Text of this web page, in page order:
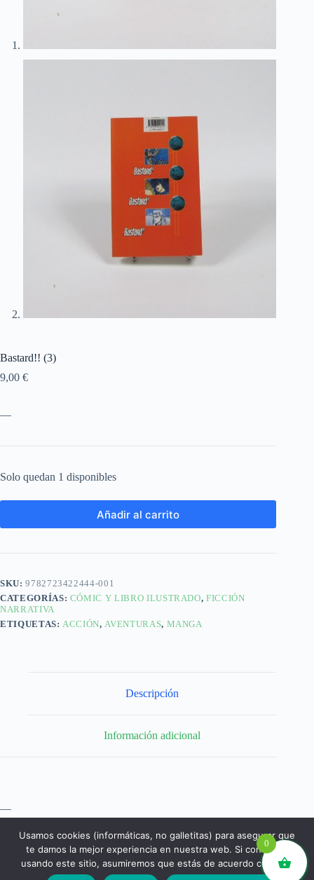
Bastard!! (3)
9,00 €
—
Solo quedan 1 disponibles
Añadir al carrito
SKU:9782723422444-001
CATEGORÍAS: CÓMIC Y LIBRO ILUSTRADO,FICCIÓN
NARRATIVA
ETIQUETAS:ACCIÓN,AVENTURAS, MANGA
Descripción
Información adicional
—
0
Usamos cookies (informáticas, no galletitas) para asegurar que
te damos la mejor experiencia en nuestra web. Si continúas
usando este sitio, asumiremos que estás de acuerdo con ello.